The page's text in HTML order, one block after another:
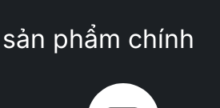
phẩm chính